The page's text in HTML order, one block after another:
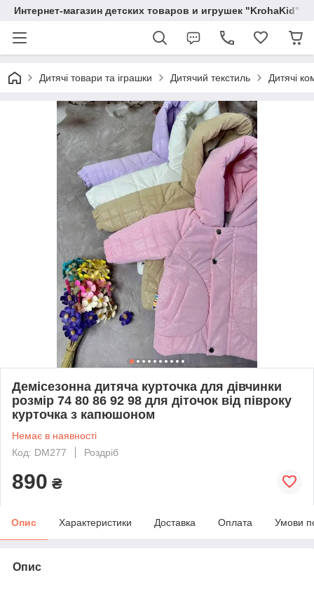
Интернет-магазин детских товаров и игрушек "KrohaKid"
Дитячі товари та іграшки Дитячий текстиль Дитячі
Демісезонна дитяча курточка для дівчинки
розмір 74 80 86 92 98 для діточок від півроку
курточка з капюшоном
Немає в наявності
Код: DM277
Роздріб
890 ₴
Опис Характеристики Доставка Оплата Умови
Опис